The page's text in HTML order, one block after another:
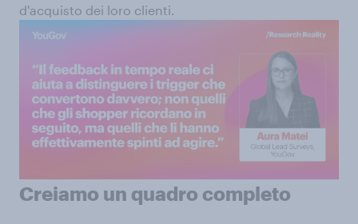
d'acquisto dei loro clienti.
Creiamo un quadro completo